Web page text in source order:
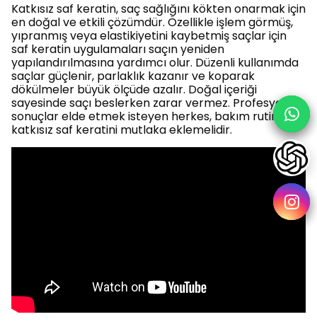
Katkısız saf keratin, saç sağlığını kökten onarmak için
en doğal ve etkili çözümdür. Özellikle işlem görmüş,
yıpranmış veya elastikiyetini kaybetmiş saçlar için
saf keratin uygulamaları saçın yeniden
yapılandırılmasına yardımcı olur. Düzenli kullanımda
saçlar güçlenir, parlaklık kazanır ve koparak
dökülmeler büyük ölçüde azalır. Doğal içeriği
sayesinde saçı beslerken zarar vermez. Profesyonel
sonuçlar elde etmek isteyen herkes, bakım rutinine
katkısız saf keratini mutlaka eklemelidir.